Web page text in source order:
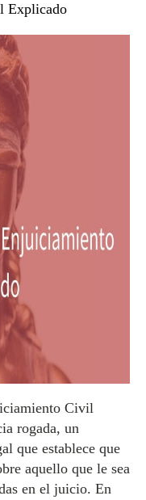
Explicado
Civil
rogada, un
que establece que
aquello que le sea
en el juicio. En